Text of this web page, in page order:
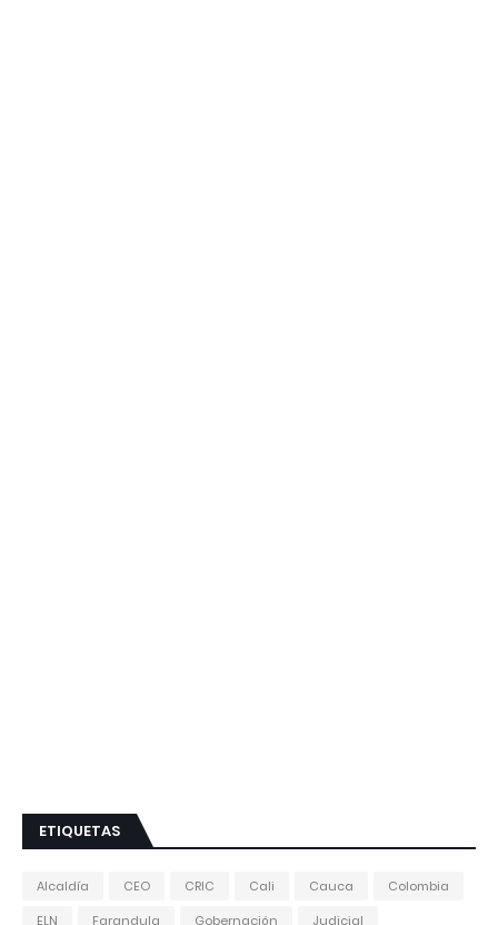
ETIQUETAS
Alcaldía CEO CRIC Cali Cauca
Colombia
ELN
Farandula Gobernación Judicial